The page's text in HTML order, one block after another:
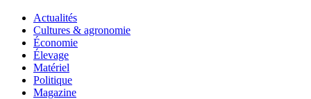
Actualités
Cultures & agronomie
Économie
Élevage
Matériel
Politique
Magazine